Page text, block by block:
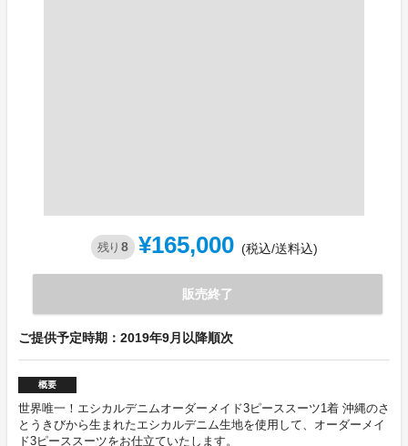
残り 8 ¥165,000 (税込/送料込)
販売終了
ご提供予定時期：2019年9月以降順次
概要
世界唯一！エシカルデニムオーダーメイド3ピーススーツ1着 沖縄のさ
とうきびから生まれたエシカルデニム生地を使用して、オーダーメイ
ド3ピーススーツをお仕立ていたします。